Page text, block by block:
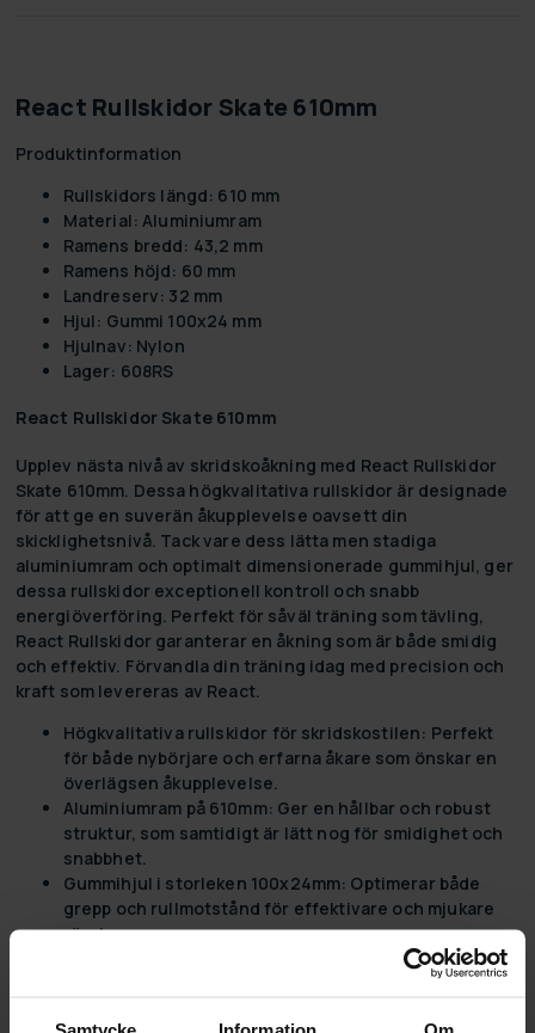
Samtycke Information Om
React Rullskidor Skate 610mm
Produktinformation
Rullskidors längd: 610 mm
Material: Aluminiumram
Ramens bredd: 43,2 mm
Ramens höjd: 60 mm
Landreserv: 32 mm
Hjul: Gummi 100x24 mm
Hjulnav: Nylon
Lager: 608RS
React Rullskidor Skate 610mm
Upplev nästa nivå av skridskoåkning med React Rullskidor
Skate 610mm. Dessa högkvalitativa rullskidor är designade
för att ge en suverän åkupplevelse oavsett din
skicklighetsnivå. Tack vare dess lätta men stadiga
aluminiumram och optimalt dimensionerade gummihjul, ger
dessa rullskidor exceptionell kontroll och snabb
energiöverföring. Perfekt för såväl träning som tävling,
React Rullskidor garanterar en åkning som är både smidig
och effektiv. Förvandla din träning idag med precision och
kraft som levereras av React.
Högkvalitativa rullskidor för skridskostilen: Perfekt
för både nybörjare och erfarna åkare som önskar en
överlägsen åkupplevelse.
Aluminiumram på 610mm: Ger en hållbar och robust
struktur, som samtidigt är lätt nog för smidighet och
snabbhet.
Gummihjul i storleken 100x24mm: Optimerar både
grepp och rullmotstånd för effektivare och mjukare
rörelser.
Säkerställer god kontroll
och snabb energiöverföring för en responsiv åkning.